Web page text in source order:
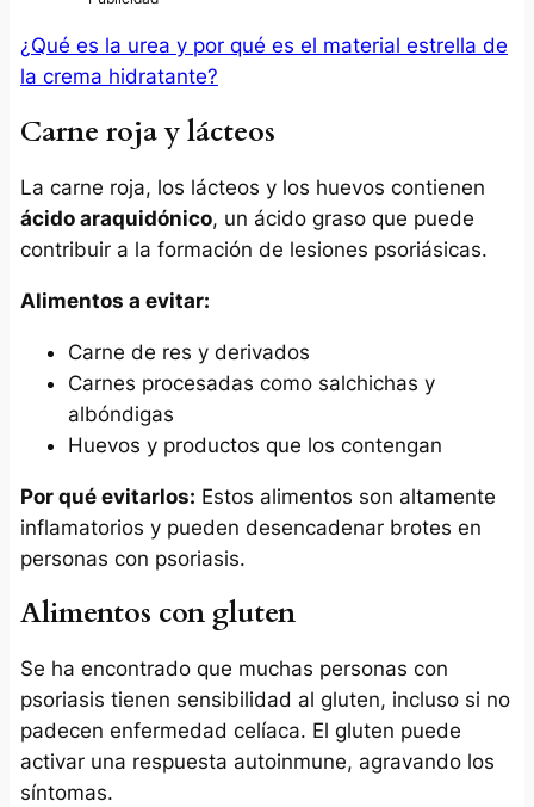
¿Qué es la urea y por qué es el material estrella de
la crema hidratante?
Carne roja y lácteos
La carne roja, los lácteos y los huevos contienen
ácido araquidónico, un ácido graso que puede
contribuir a la formación de lesiones psoriásicas.
Alimentos a evitar:
Carne de res y derivados
Carnes procesadas como salchichas y
albóndigas
Huevos y productos que los contengan
Por qué evitarlos: Estos alimentos son altamente
inflamatorios y pueden desencadenar brotes en
personas con psoriasis.
Alimentos con gluten
Se ha encontrado que muchas personas con
psoriasis tienen sensibilidad al gluten, incluso si no
padecen enfermedad celíaca. El gluten puede
activar una respuesta autoinmune, agravando los
síntomas.